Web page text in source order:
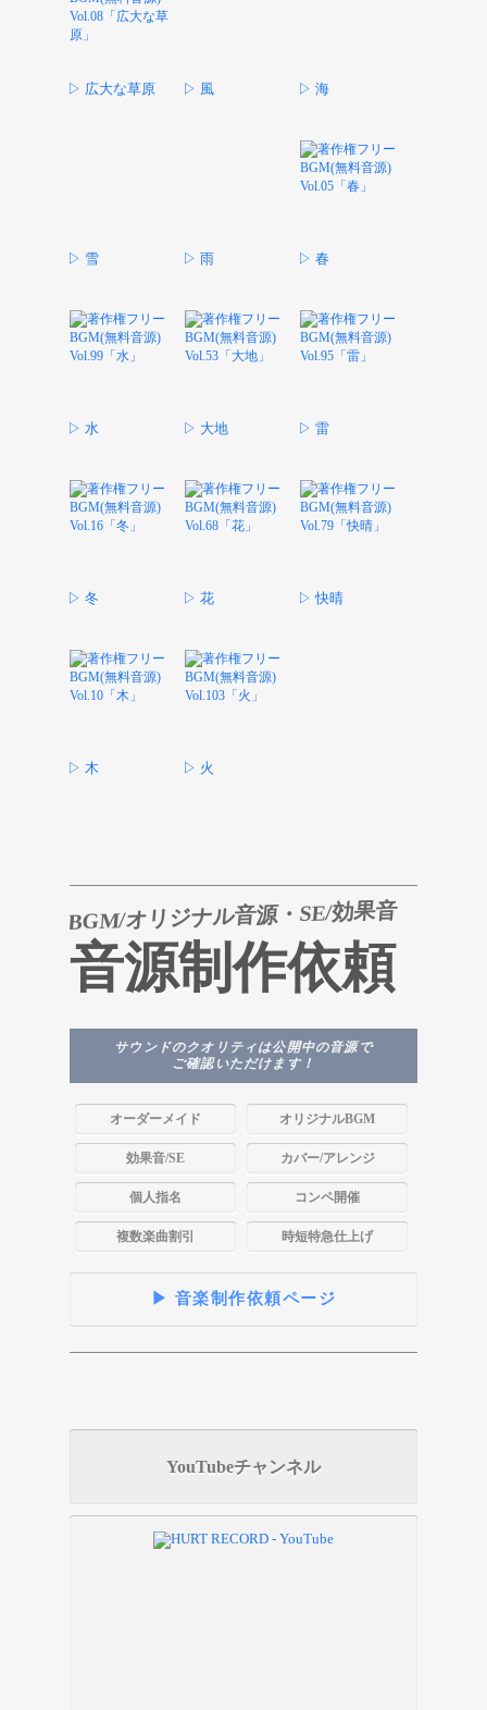
▷ 広大な草原 ▷ 風 ▷ 海
▷ 雪 ▷ 雨 ▷ 春
▷ 水 ▷ 大地 ▷ 雷
▷ 冬 ▷ 花 ▷ 快晴
▷ 木 ▷ 火
音源制作依頼
BGM/オリジナル音源・SE/効果音
サウンドのクオリティは公開中の音源で
ご確認いただけます！
オーダーメイド オリジナルBGM
効果音/SE カバー/アレンジ
個人指名 コンペ開催
複数楽曲割引 時短特急仕上げ
▶ 音楽制作依頼ページ
YouTubeチャンネル